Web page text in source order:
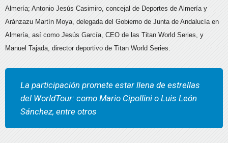
Almería; Antonio Jesús Casimiro, concejal de Deportes de Almería y
Aránzazu Martín Moya, delegada del Gobierno de Junta de Andalucía en
Almería, así como Jesús García, CEO de las Titan World Series, y
Manuel Tajada, director deportivo de Titan World Series.
La participación promete estar llena de estrellas
del WorldTour: como Mario Cipollini o Luis León
Sánchez, entre otros